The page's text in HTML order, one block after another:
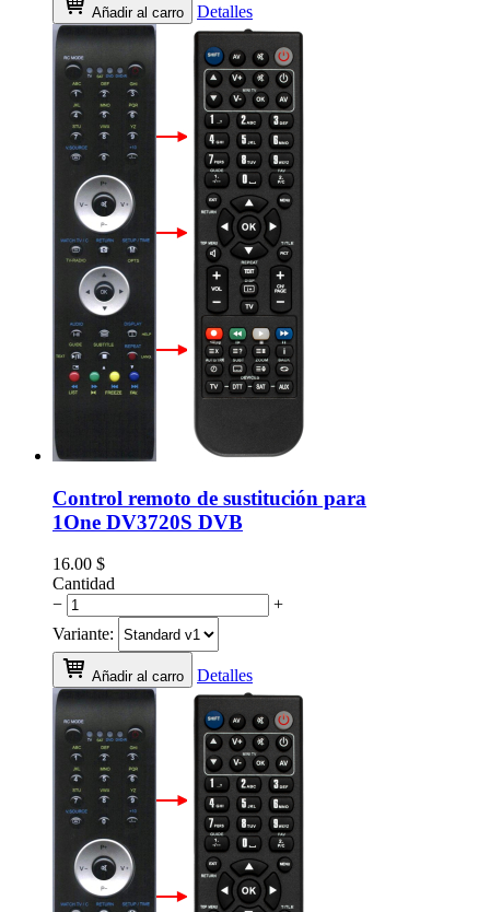
Añadir al carro Detalles
Control remoto de sustitución para
1One DV3720S DVB
16.00 $
Cantidad
−
+
Variante:
Añadir al carro Detalles